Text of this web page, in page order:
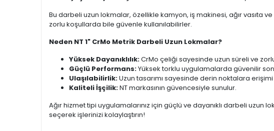
Bu darbeli uzun lokmalar, özellikle kamyon, iş makinesi, ağır vasıta
zorlu koşullarda bile güvenle kullanılabilirler.
Neden NT 1" CrMo Metrik Darbeli Uzun Lokmalar?
Yüksek Dayanıklılık:CrMo çeliği sayesinde uzun süreli ve
Güçlü Performans:Yüksek torklu uygulamalarda güvenilir
Ulaşılabilirlik:Uzun tasarımı sayesinde derin noktalara erişimi
Kaliteli İşçilik:NT markasının güvencesiyle sunulur.
Ağır hizmet tipi uygulamalarınız için güçlü ve dayanıklı darbeli uzun
seçerek işlerinizi kolaylaştırın!